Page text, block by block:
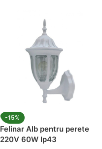
-15%
Felinar Alb pentru perete
220V 60W Ip43